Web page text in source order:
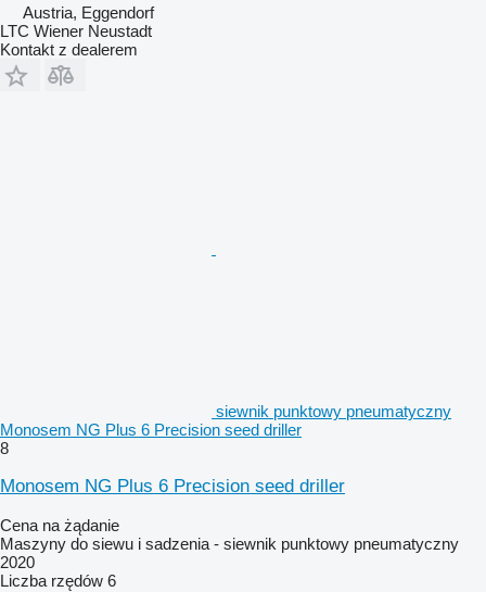
Austria, Eggendorf
LTC Wiener Neustadt
Kontakt z dealerem
siewnik punktowy pneumatyczny
Monosem NG Plus 6 Precision seed driller
8
Monosem NG Plus 6 Precision seed driller
Cena na żądanie
Maszyny do siewu i sadzenia - siewnik punktowy pneumatyczny
2020
Liczba rzędów 6